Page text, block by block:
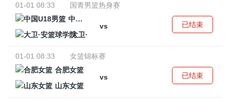
01-01 08:33
国青男篮热身赛
中国U18男篮
vs
大卫·安篮球学院
已结束
01-01 08:33
女篮锦标赛
合肥女篮
vs
山东女篮
已结束